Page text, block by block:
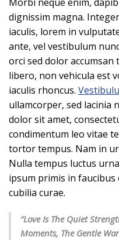
dignissim magna.
iaculis, lorem in
ante, vel vestibulum
orci sed dolor
libero, non vehicula est
iaculis rhoncus.
ullamcorper, sed lacinia
dolor sit amet,
condimentum leo vitae
tortor tempus. Nam in
Nulla tempus luctus
ipsum primis in
cubilia curae.
“Love Is The Quiet
Moments, The Gentle